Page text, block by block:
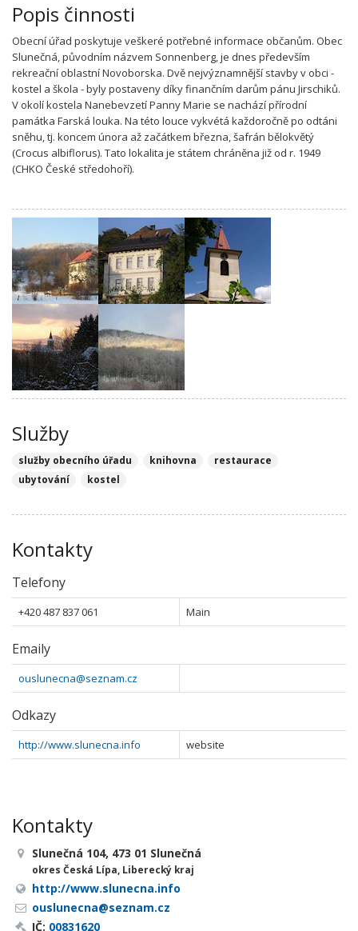
Popis činnosti
Obecní úřad poskytuje veškeré potřebné informace občanům. Obec
Slunečná, původním názvem Sonnenberg, je dnes především
rekreační oblastní Novoborska. Dvě nejvýznamnější stavby v obci -
kostel a škola - byly postaveny díky finančním darům pánu Jirschiků.
V okolí kostela Nanebevzetí Panny Marie se nachází přírodní
památka Farská louka. Na této louce vykvétá každoročně po odtáni
sněhu, tj. koncem února až začátkem března, šafrán bělokvětý
(Crocus albiflorus). Tato lokalita je státem chráněna již od r. 1949
(CHKO České středohoří).
Služby
služby obecního úřadu knihovna
restaurace
ubytování
kostel
Kontakty
Telefony
+420 487 837 061 Main
Emaily
ouslunecna@seznam.cz
Odkazy
http://www.slunecna.info website
Kontakty
Slunečná 104, 473 01 Slunečná
okres Česká Lípa, Liberecký kraj
http://www.slunecna.info
ouslunecna@seznam.cz
IČ: 00831620